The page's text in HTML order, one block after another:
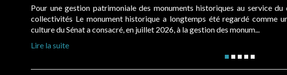
Pour une gestion patrimoniale des monuments historiques au service
collectivités Le monument historique a longtemps été regardé comme
culture du Sénat a consacré, en juillet 2026, à la gestion des monum...
Lire la suite